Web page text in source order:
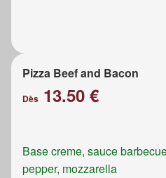
Pizza Beef and Bacon
Dès 13.50 €
Base creme, sauce
pepper, mozzarella